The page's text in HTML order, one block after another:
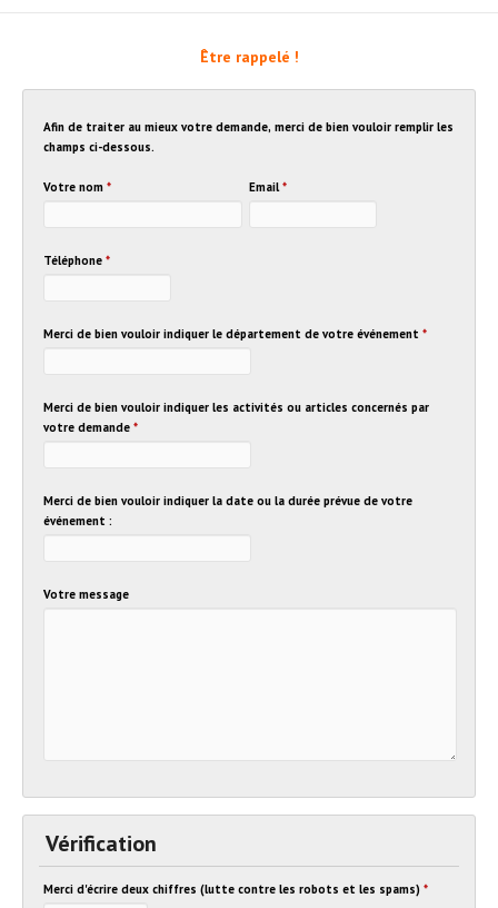
Être rappelé !
Afin de traiter au mieux votre demande, merci de bien vouloir remplir les
champs ci-dessous.
Votre nom * Email*
Téléphone *
Merci de bien vouloir indiquer le département de votre événement *
Merci de bien vouloir indiquer les activités ou articles concernés par
votre demande *
Merci de bien vouloir indiquer la date ou la durée prévue de votre
événement :
Votre message
Vérification
Merci d'écrire deux chiffres (lutte contre les robots et les spams) *